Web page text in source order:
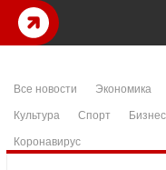
Все новости Экономика
Культура
Спорт Бизнес
Коронавирус